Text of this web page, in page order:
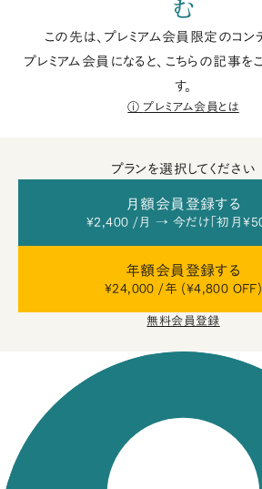
む
この先は、プレミアム会員限定のコン
プレミアム会員になると、こちらの記事を
す。
プレミアム会員とは
プランを選択してください
月額会員登録する
¥2,400 /月 → 今だけ「初月
年額会員登録する
¥24,000 /年 (¥4,800 OFF)
無料会員登録